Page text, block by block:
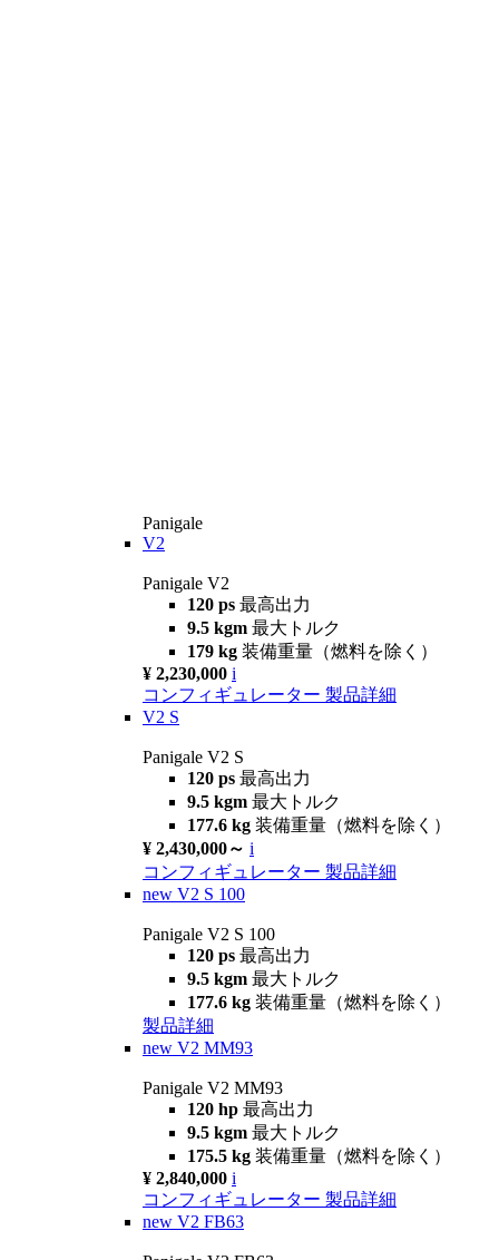
Panigale
V2
Panigale V2
120 ps 最高出力
9.5 kgm 最大トルク
179 kg 装備重量（燃料を除く）
¥ 2,230,000 i
コンフィギュレーター 製品詳細
V2 S
Panigale V2 S
120 ps 最高出力
9.5 kgm 最大トルク
177.6 kg 装備重量（燃料を除く）
¥ 2,430,000～ i
コンフィギュレーター 製品詳細
new V2 S 100
Panigale V2 S 100
120 ps 最高出力
9.5 kgm 最大トルク
177.6 kg 装備重量（燃料を除く）
製品詳細
new V2 MM93
Panigale V2 MM93
120 hp 最高出力
9.5 kgm 最大トルク
175.5 kg 装備重量（燃料を除く）
¥ 2,840,000 i
コンフィギュレーター 製品詳細
new V2 FB63